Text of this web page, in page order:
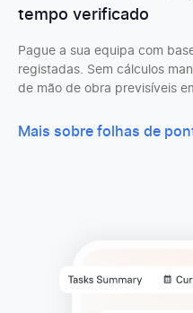
tempo verificado
Pague a sua equipa com
registadas. Sem cálculos
de mão de obra previsíveis
Mais sobre folhas de